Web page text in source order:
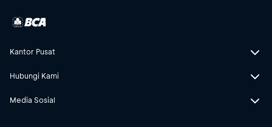
Kantor Pusat
Hubungi Kami
Media Sosial